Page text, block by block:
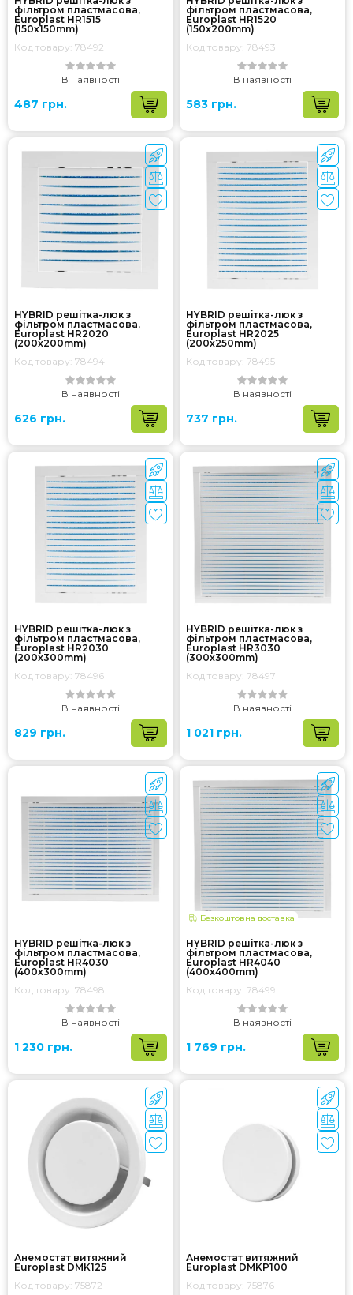
фільтром пластмасова,
Europlast HR1515
(150x150mm)
Код товару: 78492
В наявності
487 грн.
фільтром пластмасова,
Europlast HR1520
(150x200mm)
Код товару: 78493
В наявності
583 грн.
HYBRID решітка-люк з
фільтром пластмасова,
Europlast HR2020
(200x200mm)
Код товару: 78494
В наявності
626 грн.
HYBRID решітка-люк з
фільтром пластмасова,
Europlast HR2025
(200x250mm)
Код товару: 78495
В наявності
737 грн.
HYBRID решітка-люк з
фільтром пластмасова,
Europlast HR2030
(200x300mm)
Код товару: 78496
В наявності
829 грн.
HYBRID решітка-люк з
фільтром пластмасова,
Europlast HR3030
(300x300mm)
Код товару: 78497
В наявності
1 021 грн.
HYBRID решітка-люк з
фільтром пластмасова,
Europlast HR4030
(400x300mm)
Код товару: 78498
В наявності
1 230 грн.
Безкоштовна доставка
HYBRID решітка-люк з
фільтром пластмасова,
Europlast HR4040
(400x400mm)
Код товару: 78499
В наявності
1 769 грн.
Анемостат витяжний
Europlast DMK125
Код товару: 75872
Анемостат витяжний
Europlast DMKP100
Код товару: 75876